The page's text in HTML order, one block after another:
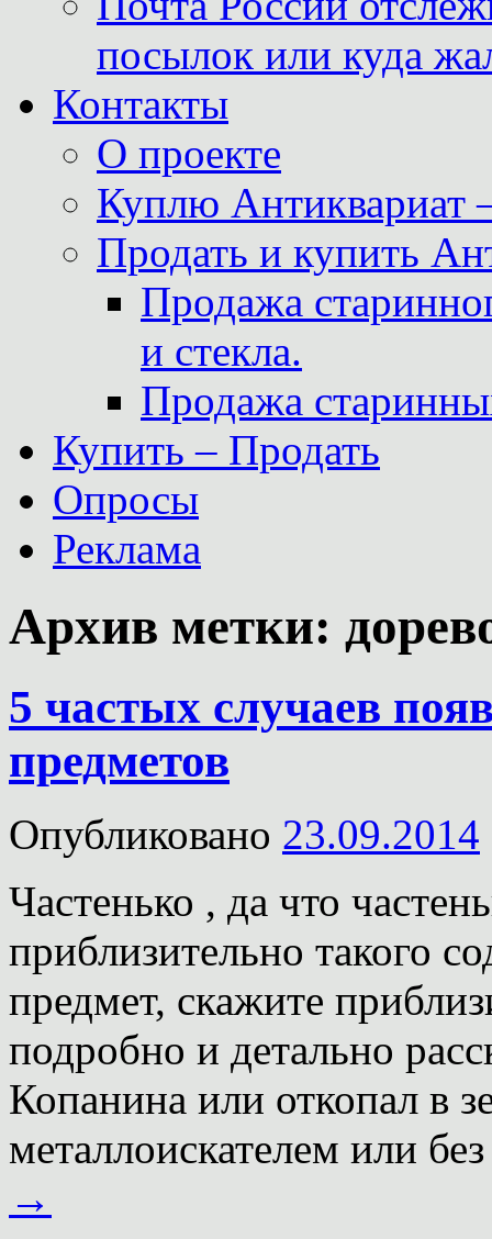
посылок или куда
Контакты
О проекте
Куплю Антиквариат
Продать и купить
Продажа
и стекла.
Продажа
Купить – Продать
Опросы
Реклама
Архив метки:
5 частых случаев
предметов
Опубликовано 23.09.2014
Частенько , да что
приблизительно такого
предмет, скажите
подробно и детально
Копанина или откопал в
металлоискателем или
→